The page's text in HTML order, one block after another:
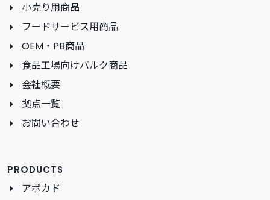
小売り用商品
フードサービス用商品
OEM・PB商品
食品工場向けバルク商品
会社概要
拠点一覧
お問い合わせ
PRODUCTS
アボカド